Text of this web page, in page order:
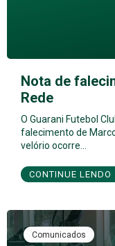
Nota de
Rede
O Guarani Futebol
falecimento de
velório ocorre…
CONTINUE
Comunicados